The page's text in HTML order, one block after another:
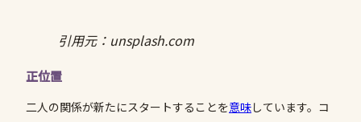
引用元：unsplash.com
正位置
二人の関係が新たにスタートすることを意味しています。コ